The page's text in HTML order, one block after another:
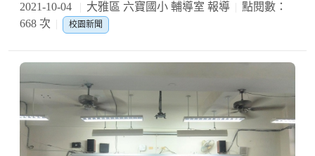
2021-10-04 大雅區 六寶國小 輔導室 報導
點閱數：
668 次
校園新聞